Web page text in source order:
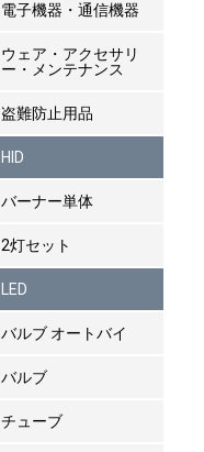
電子機器・通信機器
ウェア・アクセサリ
ー・メンテナンス
盗難防止用品
HID
バーナー単体
2灯セット
LED
バルブ オートバイ
バルブ
チューブ